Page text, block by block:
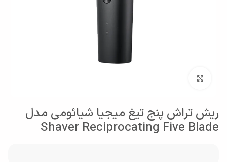
ریش تراش پنج تیغ میجیا شیائومی مدل
Shaver Reciprocating Five Blade